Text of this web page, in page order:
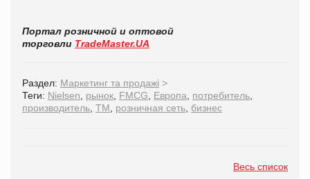
Портал розничной и оптовой
торговли TradeMaster.UA
Раздел: Маркетинг та продажі >
Теги: Nielsen рынок FMCG Европа потребитель
производитель ТМ розничная сеть бизнес
Весь список